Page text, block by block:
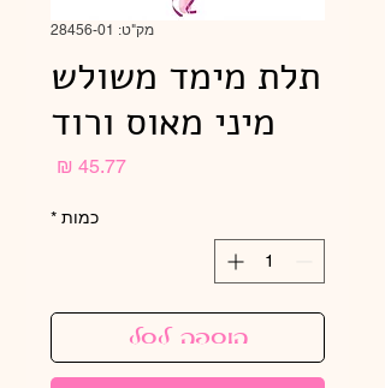
מק"ט: 28456-01
תלת מימד משולש
מיני מאוס ורוד
כמות *
הוספה לסל